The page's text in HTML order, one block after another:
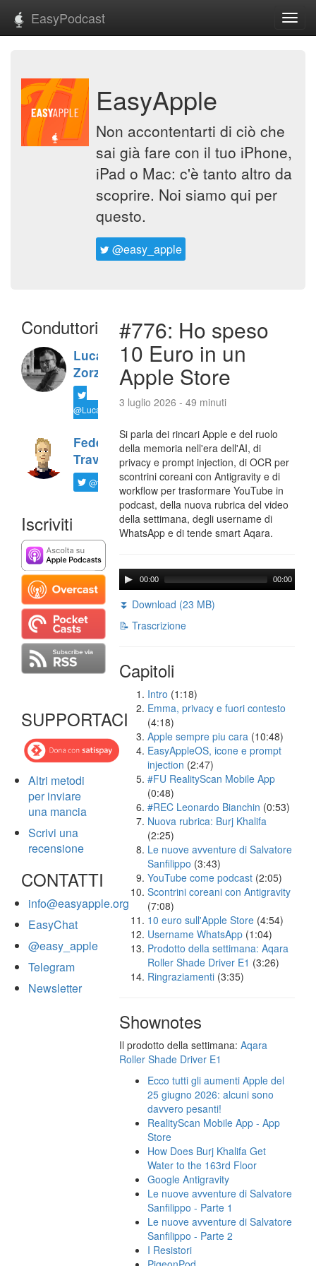
EasyPodcast
EasyApple
Non accontentarti di ciò che
sai già fare con il tuo iPhone,
iPad o Mac: c'è tanto altro da
scoprire. Noi siamo qui per
questo.
@easy_apple
Conduttori
Luca
Zorzi
@LucaTNT
Federico
Travaini
@ftrava
Iscriviti
SUPPORTACI
Altri metodi
per inviare
una mancia
Scrivi una
recensione
CONTATTI
info@easyapple.org
EasyChat
@easy_apple
Telegram
Newsletter
#776: Ho speso
10 Euro in un
Apple Store
3 luglio 2026 - 49 minuti
Si parla dei rincari Apple e del ruolo
della memoria nell'era dell'AI, di
privacy e prompt injection, di OCR per
scontrini coreani con Antigravity e di
workflow per trasformare YouTube in
podcast, della nuova rubrica del video
della settimana, degli username di
WhatsApp e di tende smart Aqara.
00:00 00:00
⏬ Download (23 MB)
📝 Trascrizione
Capitoli
Intro (1:18)
Emma, privacy e fuori contesto
(4:18)
Apple sempre piu cara (10:48)
EasyAppleOS, icone e prompt
injection (2:47)
#FU RealityScan Mobile App
(0:48)
#REC Leonardo Bianchin (0:53)
Nuova rubrica: Burj Khalifa
(2:25)
Le nuove avventure di Salvatore
Sanfilippo (3:43)
YouTube come podcast (2:05)
Scontrini coreani con Antigravity
(7:08)
10 euro sull'Apple Store (4:54)
Username WhatsApp (1:04)
Prodotto della settimana: Aqara
Roller Shade Driver E1 (3:26)
Ringraziamenti (3:35)
Shownotes
Il prodotto della settimana:Aqara
Roller Shade Driver E1
Ecco tutti gli aumenti Apple del
25 giugno 2026: alcuni sono
davvero pesanti!
RealityScan Mobile App - App
Store
How Does Burj Khalifa Get
Water to the 163rd Floor
Google Antigravity
Le nuove avventure di Salvatore
Sanfilippo - Parte 1
Le nuove avventure di Salvatore
Sanfilippo - Parte 2
I Resistori